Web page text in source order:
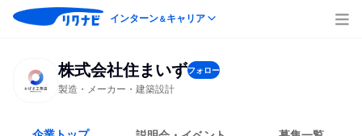
インターン＆キャリア
株式会社住まいずフォロー
製造・メーカー・建築設計